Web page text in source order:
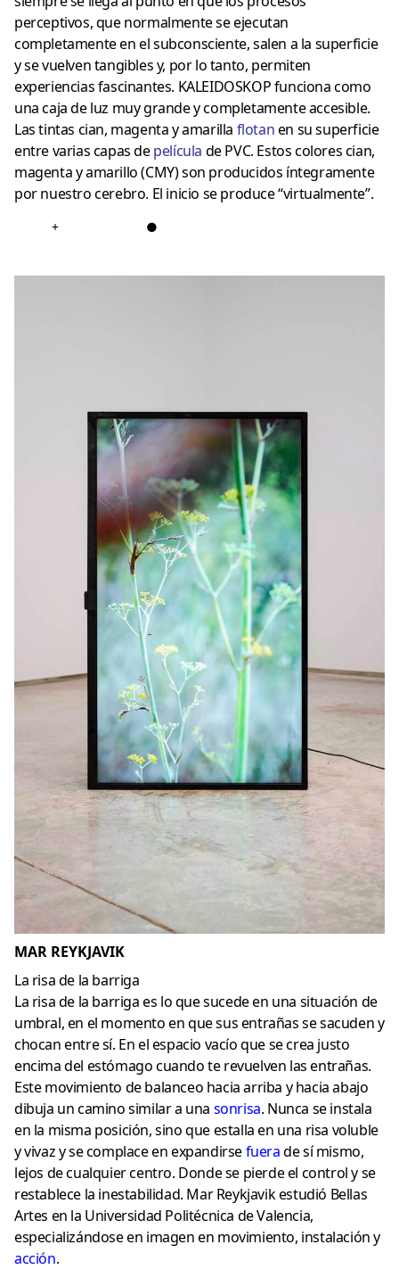
perceptivos, que normalmente se ejecutan
completamente en el subconsciente, salen a la superficie
y se vuelven tangibles y, por lo tanto, permiten
experiencias fascinantes. KALEIDOSKOP funciona como
una caja de luz muy grande y completamente accesible.
Las tintas cian, magenta y amarilla flotanen su superficie
entre varias capas depelícula de PVC. Estos colores cian,
magenta y amarillo (CMY) son producidos íntegramente
por nuestro cerebro. El inicio se produce “virtualmente”.
+ ●
MAR REYKJAVIK
La risa de la barriga
La risa de la barriga es lo que sucede en una situación de
umbral, en el momento en que sus entrañas se sacuden y
chocan entre sí. En el espacio vacío que se crea justo
encima del estómago cuando te revuelven las entrañas.
Este movimiento de balanceo hacia arriba y hacia abajo
dibuja un camino similar a una sonrisa. Nunca se instala
en la misma posición, sino que estalla en una risa voluble
y vivaz y se complace en expandirsefuerade sí mismo,
lejos de cualquier centro. Donde se pierde el control y se
restablece la inestabilidad. Mar Reykjavik estudió Bellas
Artes en la Universidad Politécnica de Valencia,
especializándose en imagen en movimiento, instalación y
acción.